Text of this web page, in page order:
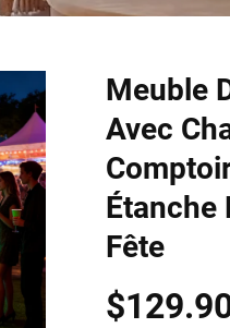
Meuble
Avec
Étanche
Fête